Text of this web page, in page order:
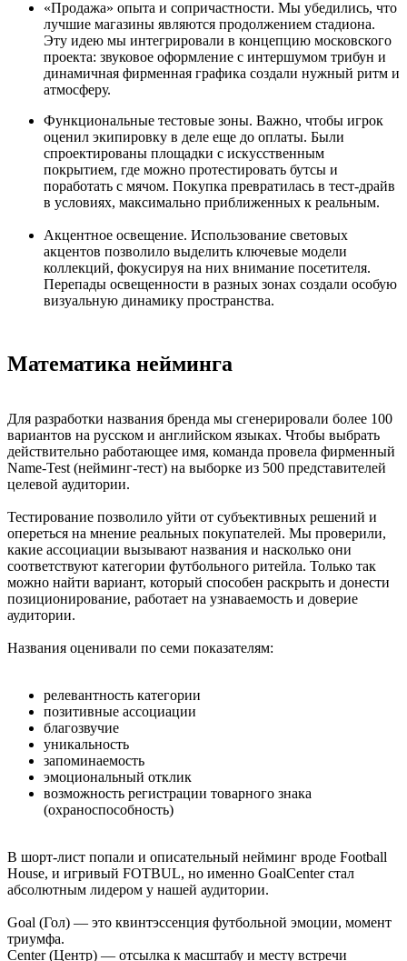
«Продажа» опыта и сопричастности. Мы убедились, что
лучшие магазины являются продолжением стадиона.
Эту идею мы интегрировали в концепцию московского
проекта: звуковое оформление с интершумом трибун и
динамичная фирменная графика создали нужный ритм и
атмосферу.
Функциональные тестовые зоны. Важно, чтобы игрок
оценил экипировку в деле еще до оплаты. Были
спроектированы площадки с искусственным
покрытием, где можно протестировать бутсы и
поработать с мячом. Покупка превратилась в тест-драйв
в условиях, максимально приближенных к реальным.
Акцентное освещение. Использование световых
акцентов позволило выделить ключевые модели
коллекций, фокусируя на них внимание посетителя.
Перепады освещенности в разных зонах создали особую
визуальную динамику пространства.
Математика нейминга
Для разработки названия бренда мы сгенерировали более 100
вариантов на русском и английском языках. Чтобы выбрать
действительно работающее имя, команда провела фирменный
Name-Test (нейминг-тест) на выборке из 500 представителей
целевой аудитории.
Тестирование позволило уйти от субъективных решений и
опереться на мнение реальных покупателей. Мы проверили,
какие ассоциации вызывают названия и насколько они
соответствуют категории футбольного ритейла. Только так
можно найти вариант, который способен раскрыть и донести
позиционирование, работает на узнаваемость и доверие
аудитории.
Названия оценивали по семи показателям:
релевантность категории
позитивные ассоциации
благозвучие
уникальность
запоминаемость
эмоциональный отклик
возможность регистрации товарного знака
(охраноспособность)
В шорт-лист попали и описательный нейминг вроде Football
House, и игривый FOTBUL, но именно GoalCenter стал
абсолютным лидером у нашей аудитории.
Goal (Гол) — это квинтэссенция футбольной эмоции, момент
триумфа.
Center (Центр) — отсылка к масштабу и месту встречи